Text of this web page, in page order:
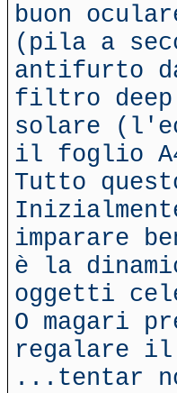
buon
(pila a
antifurto
filtro
solare
il foglio
Tutto
imparare
è la
oggetti
O magari
regalare
...tentar